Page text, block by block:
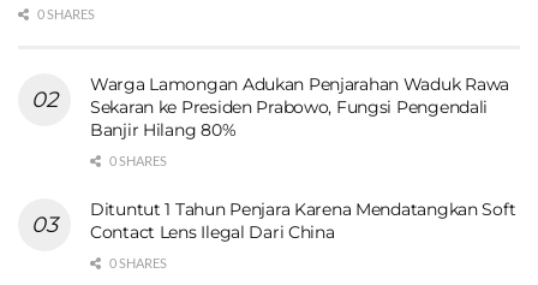
0 SHARES
Warga Lamongan Adukan Penjarahan Waduk Rawa
Sekaran ke Presiden Prabowo, Fungsi Pengendali
Banjir Hilang 80%
0 SHARES
Dituntut 1 Tahun Penjara Karena Mendatangkan Soft
Contact Lens Ilegal Dari China
0 SHARES